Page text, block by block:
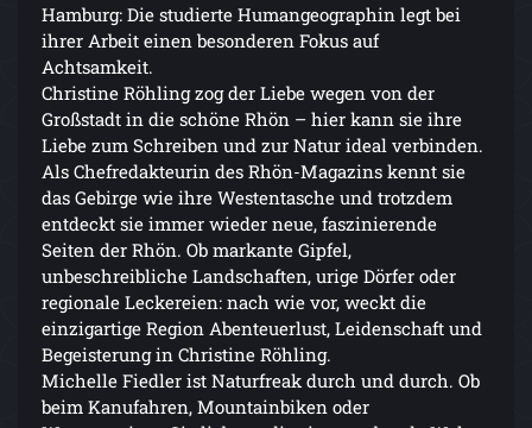
Hamburg: Die studierte Humangeographin legt bei
ihrer Arbeit einen besonderen Fokus auf
Achtsamkeit.
Christine Röhling zog der Liebe wegen von der
Großstadt in die schöne Rhön – hier kann sie ihre
Liebe zum Schreiben und zur Natur ideal verbinden.
Als Chefredakteurin des Rhön-Magazins kennt sie
das Gebirge wie ihre Westentasche und trotzdem
entdeckt sie immer wieder neue, faszinierende
Seiten der Rhön. Ob markante Gipfel,
unbeschreibliche Landschaften, urige Dörfer oder
regionale Leckereien: nach wie vor, weckt die
einzigartige Region Abenteuerlust, Leidenschaft und
Begeisterung in Christine Röhling.
Michelle Fiedler ist Naturfreak durch und durch. Ob
beim Kanufahren, Mountainbiken oder